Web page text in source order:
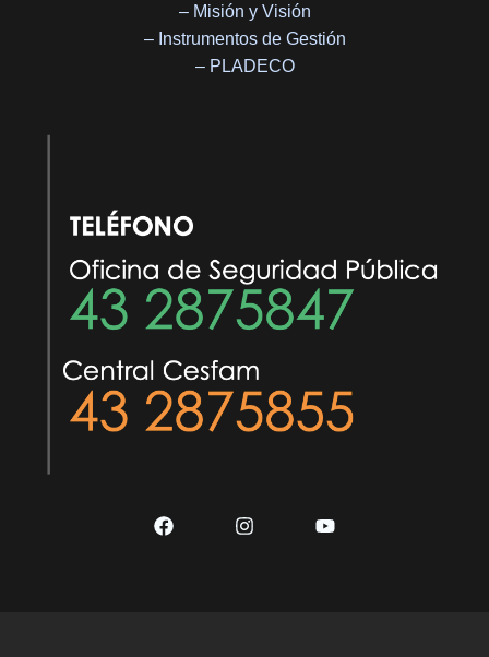
– Misión y Visión
– Instrumentos de Gestión
– PLADECO